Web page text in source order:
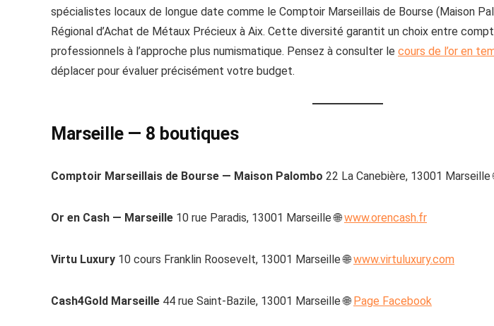
spécialistes locaux de longue date comme le Comptoir Marseillais de Bourse (Maison
Régional d’Achat de Métaux Précieux à Aix. Cette diversité garantit un choix entre
professionnels à l’approche plus numismatique. Pensez à consulter le cours de l’or en
déplacer pour évaluer précisément votre budget.
Marseille — 8 boutiques
Comptoir Marseillais de Bourse — Maison Palombo 22 La Canebière, 13001 Marseille
Or en Cash — Marseille 10 rue Paradis, 13001 Marseille 🌐www.orencash.fr
Virtu Luxury 10 cours Franklin Roosevelt, 13001 Marseille 🌐www.virtuluxury.com
Cash4Gold Marseille 44 rue Saint-Bazile, 13001 Marseille 🌐 Page Facebook